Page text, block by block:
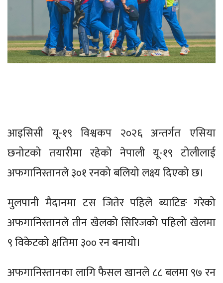
आइसिसी यू-१९ विश्वकप २०२६ अन्तर्गत एसिया
छनोटको तयारीमा रहेको नेपाली यू-१९ टोलीलाई
अफगानिस्तानले ३०१ रनको बलियो लक्ष्य दिएको छ।
मुलपानी मैदानमा टस जितेर पहिले ब्याटिङ गरेको
अफगानिस्तानले तीन खेलको सिरिजको पहिलो खेलमा
९ विकेटको क्षतिमा ३०० रन बनायो।
अफगानिस्तानका लागि फैसल खानले ८८ बलमा ९७ रन